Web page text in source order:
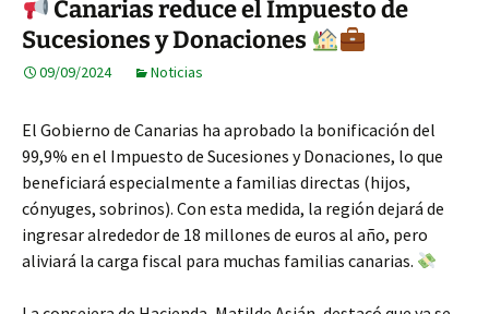
Canarias reduce el Impuesto de
Sucesiones y Donaciones
09/09/2024 Noticias
El Gobierno de Canarias ha aprobado la bonificación del
99,9% en el Impuesto de Sucesiones y Donaciones, lo que
beneficiará especialmente a familias directas (hijos,
cónyuges, sobrinos). Con esta medida, la región dejará de
ingresar alrededor de 18 millones de euros al año, pero
aliviará la carga fiscal para muchas familias canarias.